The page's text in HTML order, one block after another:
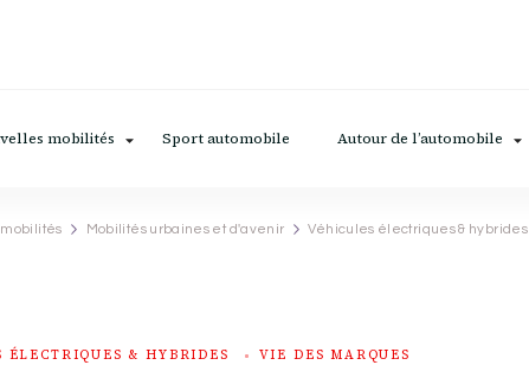
mobilités Sport automobile Autour de l’automobile
Mobilités urbaines et d'avenir Véhicules électriques & hybrides
ÉLECTRIQUES & HYBRIDES VIE DES MARQUES